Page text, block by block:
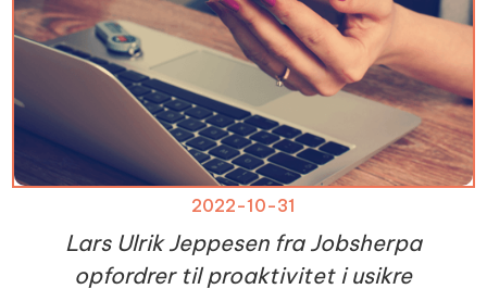
2022-10-31
Lars Ulrik Jeppesen fra Jobsherpa
opfordrer til proaktivitet i usikre